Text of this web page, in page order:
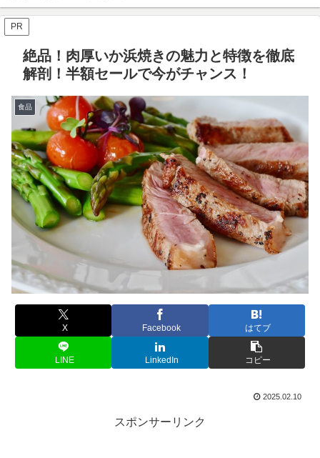
PR
絶品！肉厚いか浜焼きの魅力と特徴を徹底
解剖！半額セールで今がチャンス！
食品
X Facebook はてブ
LINE LinkedIn コピー
2025.02.10
スポンサーリンク